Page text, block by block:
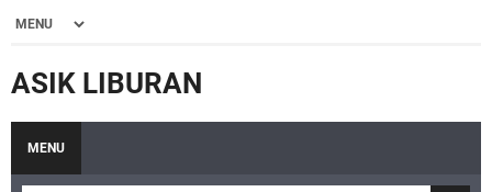
ASIK LIBURAN
MENU